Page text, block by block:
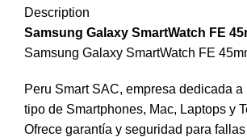
Description
Samsung Galaxy SmartWatch FE
Samsung Galaxy SmartWatch FE
Peru Smart SAC, empresa dedicada
tipo de Smartphones, Mac, Laptops y
Ofrece garantía y seguridad para